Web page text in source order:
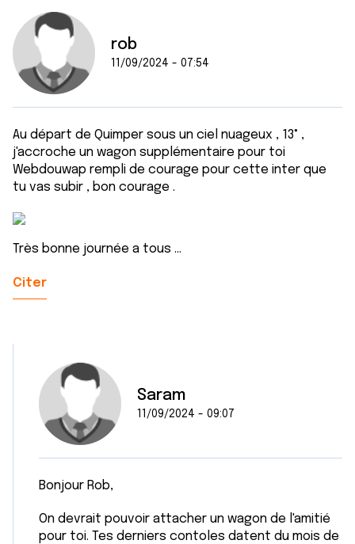
rob
11/09/2024 - 07:54
Au départ de Quimper sous un ciel nuageux , 13° ,
j'accroche un wagon supplémentaire pour toi
Webdouwap rempli de courage pour cette inter que
tu vas subir , bon courage .
Très bonne journée a tous ...
Citer
Saram
11/09/2024 - 09:07
Bonjour Rob,
On devrait pouvoir attacher un wagon de l'amitié
pour toi. Tes derniers contoles datent du mois de